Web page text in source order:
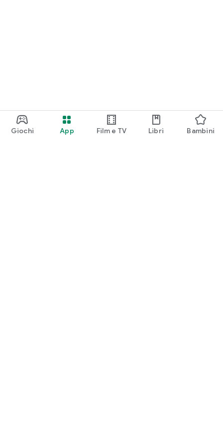
Giochi App Film e TV Libri Bambini